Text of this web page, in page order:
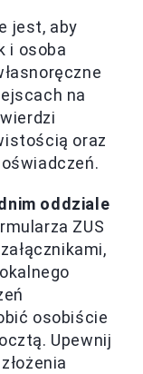
jest, aby
i osoba
na
oraz
oddziale
ZUS
osobiście
Upewnij